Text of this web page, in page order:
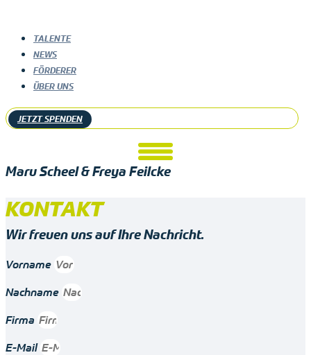
TALENTE
NEWS
FÖRDERER
ÜBER UNS
JETZT SPENDEN
Maru Scheel & Freya Feilcke
KONTAKT
Wir freuen uns auf Ihre Nachricht.
Vorname
Nachname
Firma
E-Mail